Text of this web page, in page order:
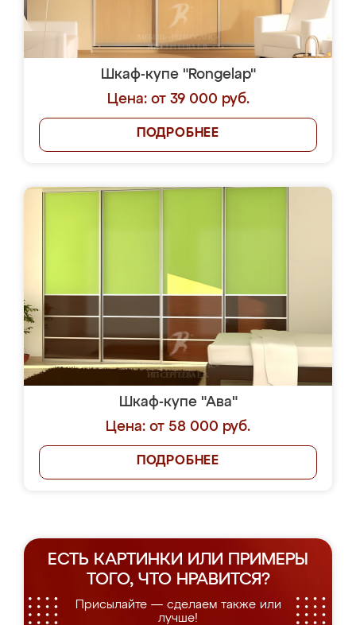
Шкаф-купе "Rongelap"
Цена: от 39 000 руб.
ПОДРОБНЕЕ
Шкаф-купе "Ава"
Цена: от 58 000 руб.
ПОДРОБНЕЕ
ЕСТЬ КАРТИНКИ ИЛИ ПРИМЕРЫ
ТОГО, ЧТО НРАВИТСЯ?
Присылайте — сделаем также или
лучше!